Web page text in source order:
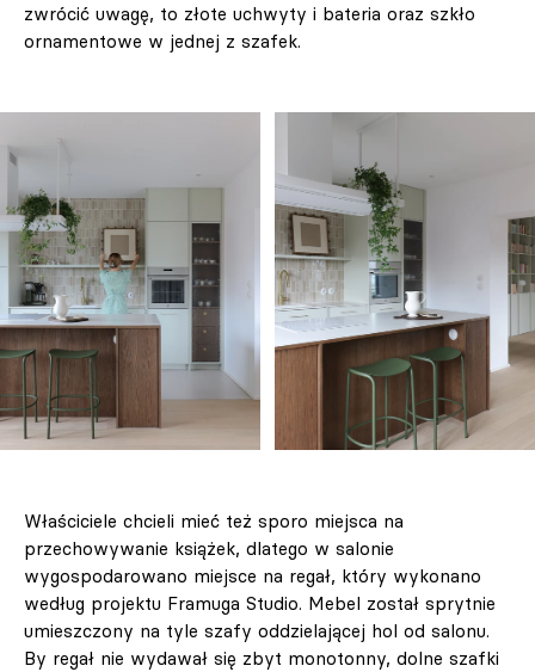
zwrócić uwagę, to złote uchwyty i bateria oraz szkło
ornamentowe w jednej z szafek.
Właściciele chcieli mieć też sporo miejsca na
przechowywanie książek, dlatego w salonie
wygospodarowano miejsce na regał, który wykonano
według projektu Framuga Studio. Mebel został sprytnie
umieszczony na tyle szafy oddzielającej hol od salonu.
By regał nie wydawał się zbyt monotonny, dolne szafki